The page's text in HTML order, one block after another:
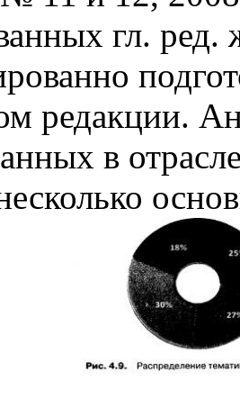
гл. ред.
редакции.
в